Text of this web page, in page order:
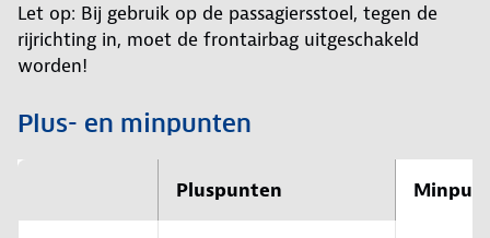
Let op: Bij gebruik op de passagiersstoel, tegen de
rijrichting in, moet de frontairbag uitgeschakeld
worden!
Plus- en minpunten
Pluspunten